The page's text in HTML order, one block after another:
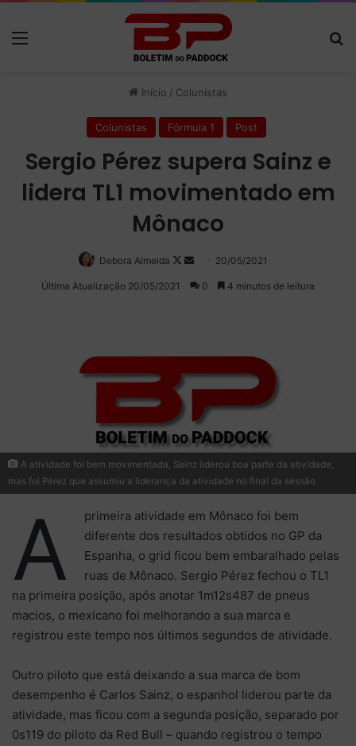
Início / Colunistas
Colunistas Fórmula 1 Post
Sergio Pérez supera Sainz e
lidera TL1 movimentado em
Mônaco
Debora Almeida
Follow
on
Mande
um
20/05/2021
Última Atualização 20/05/2021 0 4 minutos de leitura
A atividade foi bem movimentada, Sainz liderou boa parte da atividade,
mas foi Pérez que assumiu a liderança da atividade no final da sessão
A
primeira atividade em Mônaco foi bem
diferente dos resultados obtidos no GP da
Espanha, o grid ficou bem embaralhado pelas
ruas de Mônaco. Sergio Pérez fechou o TL1
na primeira posição, após anotar 1m12s487 de pneus
macios, o mexicano foi melhorando a sua marca e
registrou este tempo nos últimos segundos de atividade.
Outro piloto que está deixando a sua marca de bom
desempenho é Carlos Sainz, o espanhol liderou parte da
atividade, mas ficou com a segunda posição, separado por
0s119 do piloto da Red Bull – quando registrou o tempo